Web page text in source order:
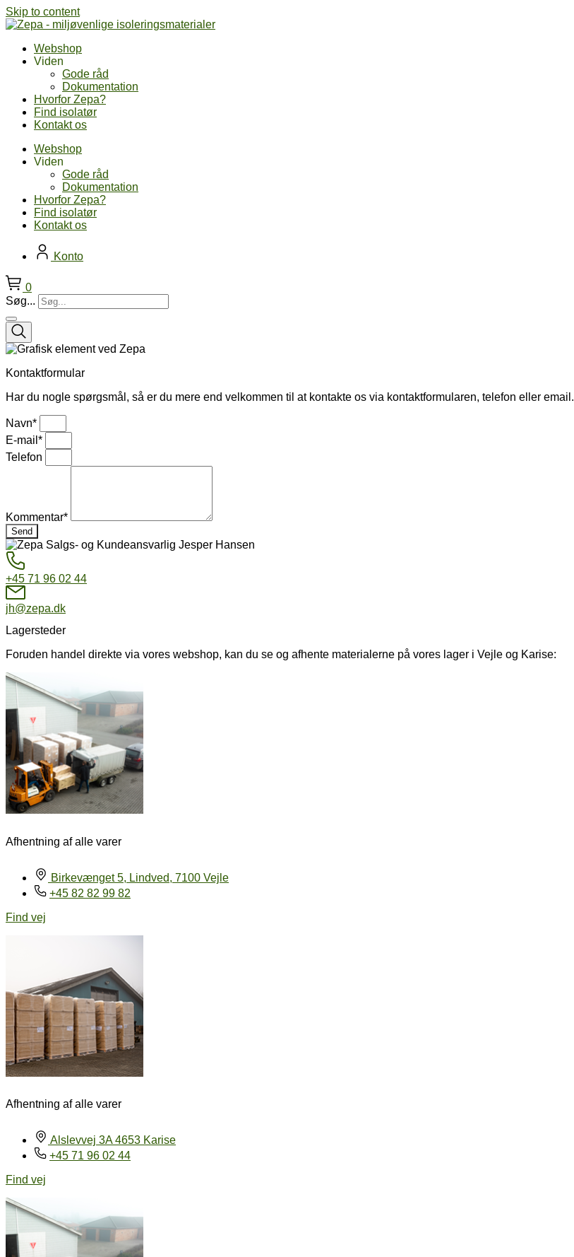
Skip to content
Webshop
Viden
Gode råd
Dokumentation
Hvorfor Zepa?
Find isolatør
Kontakt os
Webshop
Viden
Gode råd
Dokumentation
Hvorfor Zepa?
Find isolatør
Kontakt os
Konto
0
Søg...
Kontaktformular
Har du nogle spørgsmål, så er du mere end velkommen til at kontakte os via kontaktformularen, telefon eller email.
Navn*
E-mail*
Telefon
Kommentar*
Send
+45 71 96 02 44
jh@zepa.dk
Lagersteder
Foruden handel direkte via vores webshop, kan du se og afhente materialerne på vores lager i Vejle og Karise:
Afhentning af alle varer
Birkevænget 5, Lindved, 7100 Vejle
+45 82 82 99 82
Find vej
Afhentning af alle varer
Alslevvej 3A 4653 Karise
+45 71 96 02 44
Find vej